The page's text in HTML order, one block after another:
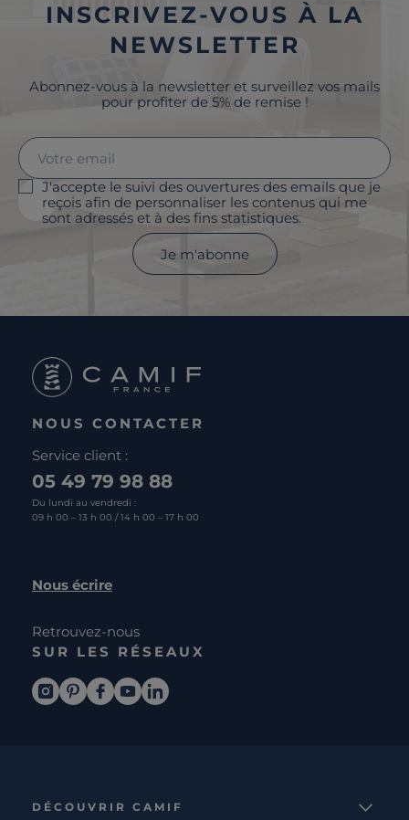
INSCRIVEZ-VOUS À LA
NEWSLETTER
Abonnez-vous à la newsletter et surveillez vos mails
pour profiter de 5% de remise !
J'accepte le suivi des ouvertures des emails que je
reçois afin de personnaliser les contenus qui me
sont adressés et à des fins statistiques.
Je m'abonne
NOUS CONTACTER
Service client :
05 49 79 98 88
Du lundi au vendredi :
09 h 00 – 13 h 00 / 14 h 00 – 17 h 00
Nous écrire
Retrouvez-nous
SUR LES RÉSEAUX
DÉCOUVRIR CAMIF